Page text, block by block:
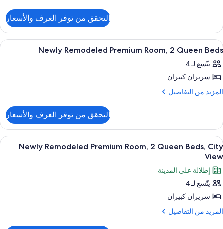
City
View
Newly
Remodeled
Grand
Bedroom
King
City
التحقق من توفر الغرف والأسعار
استعراض
جميع
صور
Newly
Remodeled
2
Queen
Beds
ملاءات من القطن المصري وأغطية
5
Newly Remodeled Premium Room, 2 Queen Beds
يتّسع لـ 4
سريران كبيران
المزيد من التفاصيل
المزيد
Newly
Remodeled
Premium
Room,
Queen
Beds
التحقق من توفر الغرف والأسعار
استعراض
جميع
صور
Newly
Remodeled
Premium
Room,
ملاءات من القطن المصري وأغطية
5
Newly Remodeled Premium Room, 2 Queen Beds, City
View
إطلالة على المدينة
يتّسع لـ 4
سريران كبيران
المزيد من التفاصيل
المزيد